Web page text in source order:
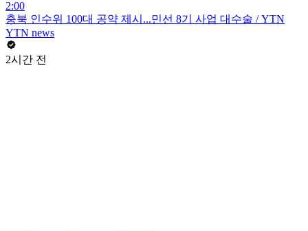
2:00
충북 인수위 100대 공약 제시...민선 8기 사업 대수술 / YTN
YTN news
2시간 전